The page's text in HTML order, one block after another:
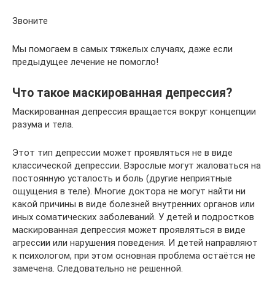
Звоните
Мы помогаем в самых тяжелых случаях, даже если
предыдущее лечение не помогло!
Что такое маскированная депрессия?
Маскированная депрессия вращается вокруг концепции
разума и тела.
Этот тип депрессии может проявляться не в виде
классической депрессии. Взрослые могут жаловаться на
постоянную усталость и боль (другие неприятные
ощущения в теле). Многие доктора не могут найти ни
какой причины в виде болезней внутренних органов или
иных соматических заболеваний. У детей и подростков
маскированная депрессия может проявляться в виде
агрессии или нарушения поведения. И детей направляют
к психологом, при этом основная проблема остаётся не
замечена. Следовательно не решенной.